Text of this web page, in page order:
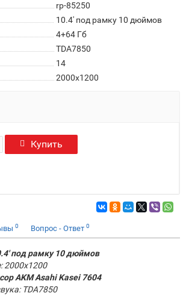
rp-85250
10.4' под рамку 10 дюймов
4+64 Гб
TDA7850
14
2000x1200
Купить
0 Вопрос - Ответ 0
под рамку 10 дюймов
2000x1200
AKM Asahi Kasei 7604
TDA7850